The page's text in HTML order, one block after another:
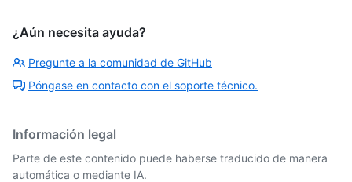
¿Aún necesita ayuda?
Pregunte a la comunidad de GitHub
Póngase en contacto con el soporte técnico.
Información legal
Parte de este contenido puede haberse traducido de manera
automática o mediante IA.